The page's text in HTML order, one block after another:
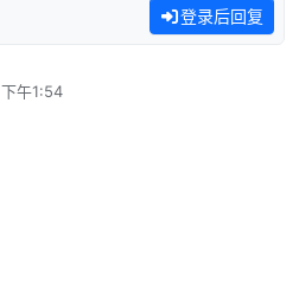
登录后回复
午1:54